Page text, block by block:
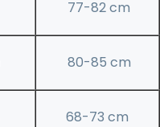
77-82 cm
80-85 cm
68-73 cm